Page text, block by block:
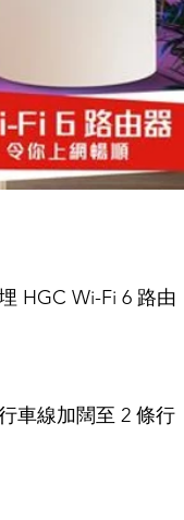
HGC Wi-Fi 6 路由
車線加闊至 2 條行